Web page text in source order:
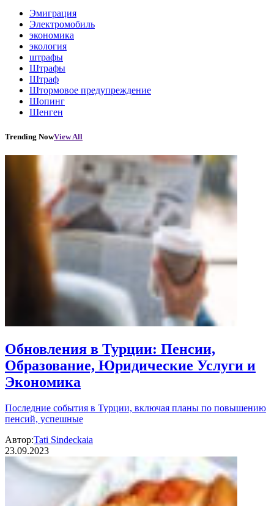
Эмиграция
Электромобиль
экономика
экология
штрафы
Штрафы
Штраф
Штормовое предупреждение
Шопинг
Шенген
Trending NowView All
Обновления в Турции: Пенсии,
Образование, Юридические Услуги и
Экономика
Последние события в Турции, включая планы по повышению
пенсий, успешные
Автор:Tati Sindeckaia
23.09.2023